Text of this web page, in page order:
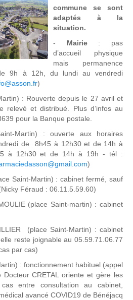
commune se sont
adaptés à la
situation.
- Mairie: pas
d’accueil physique
mais permanence
9h à 12h, du lundi au vendredi
)
: Rouverte depuis le 27 avril et
relevé et distribué. Plus d’infos au
pour la Banque postale.
Martin) : ouverte aux horaires
de 8h45 à 12h30 et de 14h à
à 12h30 et de 14h à 19h - tél :
)
Saint-Martin) : cabinet fermé, sauf
Féraud : 06.11.5.59.60)
(place Saint-martin) : cabinet
(place Saint-Martin) : cabinet
reste joignable au 05.59.71.06.77
par cas)
: fonctionnement habituel (appel
CRETAL oriente et gère les
entre consultation au cabinet,
avancé COVID19 de Bénéjacq